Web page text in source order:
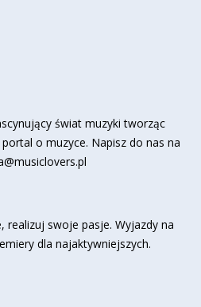
świat muzyki tworząc
o muzyce. Napisz do nas na
realizuj swoje pasje. Wyjazdy na
dla najaktywniejszych.